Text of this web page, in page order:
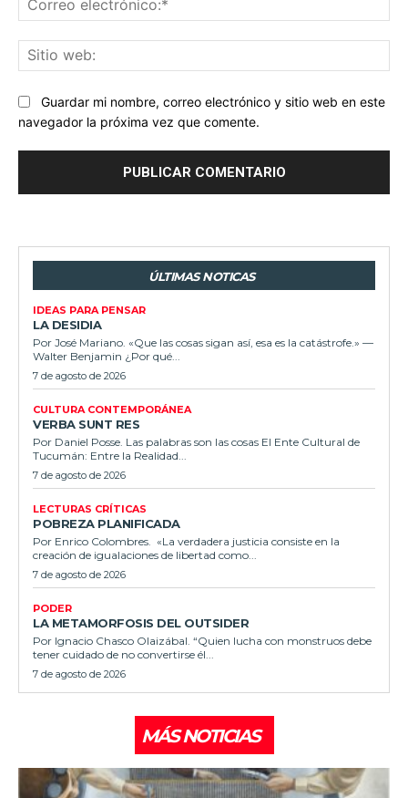
Guardar mi nombre, correo electrónico y sitio web en este
navegador la próxima vez que comente.
ÚLTIMAS NOTICAS
IDEAS PARA PENSAR
LA DESIDIA
Por José Mariano. «Que las cosas sigan así, esa es la catástrofe.» —
Walter Benjamin ¿Por qué...
7 de agosto de 2026
CULTURA CONTEMPORÁNEA
VERBA SUNT RES
Por Daniel Posse. Las palabras son las cosas El Ente Cultural de
Tucumán: Entre la Realidad...
7 de agosto de 2026
LECTURAS CRÍTICAS
POBREZA PLANIFICADA
Por Enrico Colombres. «La verdadera justicia consiste en la
creación de igualaciones de libertad como...
7 de agosto de 2026
PODER
LA METAMORFOSIS DEL OUTSIDER
Por Ignacio Chasco Olaizábal. “Quien lucha con monstruos debe
tener cuidado de no convertirse él...
7 de agosto de 2026
MÁS NOTICIAS